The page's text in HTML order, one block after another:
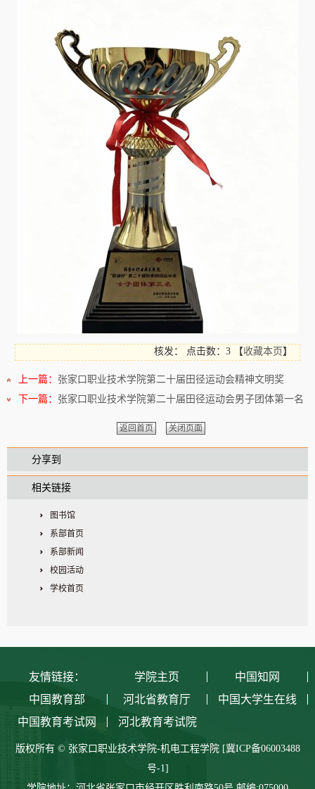
核发： 点击数：3 【收藏本页 】
上一篇： 张家口职业技术学院第二十届田径运动会精神文明奖
下一篇： 张家口职业技术学院第二十届田径运动会男子团体第一名
返回首页 关闭页面
分享到
相关链接
图书馆
系部首页
系部新闻
校园活动
学校首页
友情链接： 学院主页
中国知网
中国教育部
河北省教育厅
中国大学生在线
中国教育考试网
河北教育考试院
版权所有 © 张家口职业技术学院-机电工程学院 [冀ICP备06003488
号-1]